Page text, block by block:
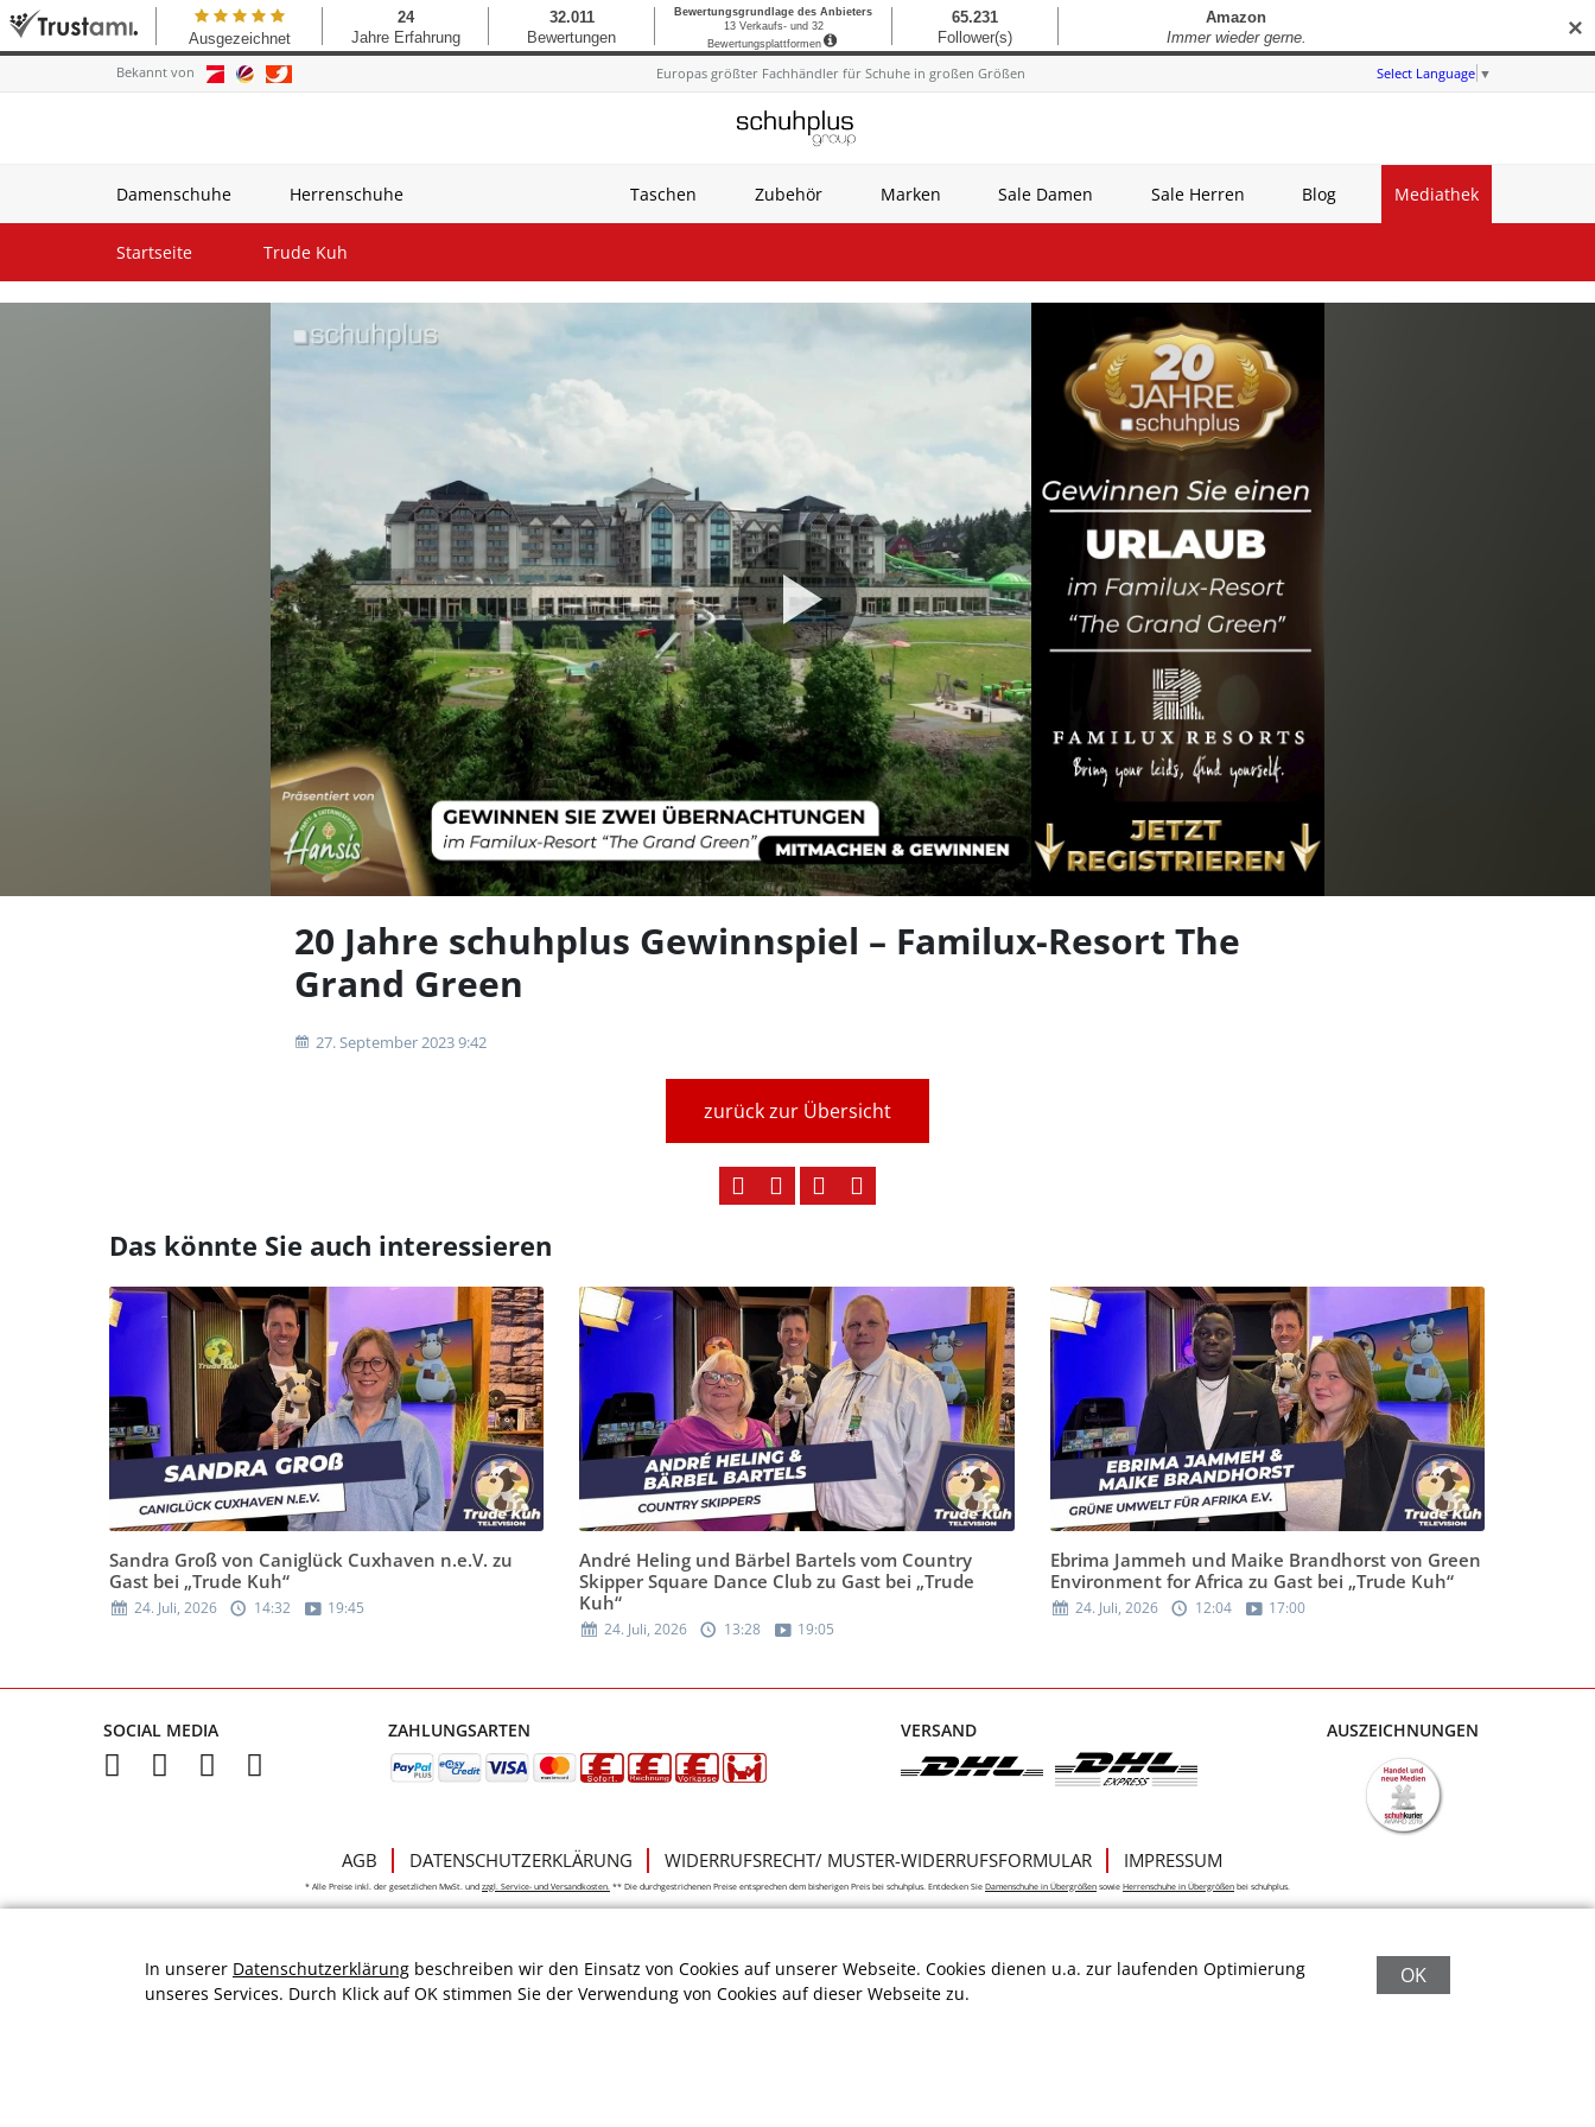
Bekannt von Europas größter Fachhändler für Schuhe in großen Größen Select Language ▼
Damenschuhe Herrenschuhe Taschen Zubehör Marken Sale Damen Sale Herren Blog Mediathek
Startseite Trude Kuh
Video
abspielen
20 Jahre schuhplus Gewinnspiel – Familux-Resort The
Grand Green
27. September 2023 9:42
zurück zur Übersicht
Das könnte Sie auch interessieren
Sandra Groß von Caniglück Cuxhaven n.e.V. zu
Gast bei „Trude Kuh“
24. Juli, 2026 14:32 19:45
André Heling und Bärbel Bartels vom Country
Skipper Square Dance Club zu Gast bei „Trude
Kuh“
24. Juli, 2026 13:28 19:05
Ebrima Jammeh und Maike Brandhorst von Green
Environment for Africa zu Gast bei „Trude Kuh“
24. Juli, 2026 12:04 17:00
SOCIAL MEDIA ZAHLUNGSARTEN VERSAND AUSZEICHNUNGEN
AGB DATENSCHUTZERKLÄRUNG WIDERRUFSRECHT/ MUSTER-WIDERRUFSFORMULAR IMPRESSUM
* Alle Preise inkl. der gesetzlichen MwSt. und zzgl. Service- und Versandkosten. ** Die durchgestrichenen Preise entsprechen dem bisherigen Preis bei schuhplus. Entdecken Sie Damenschuhe in Übergrößen sowie Herrenschuhe in Übergrößen bei schuhplus.
In unserer Datenschutzerklärung beschreiben wir den Einsatz von Cookies auf unserer Webseite. Cookies dienen u.a. zur laufenden Optimierung
unseres Services. Durch Klick auf OK stimmen Sie der Verwendung von Cookies auf dieser Webseite zu.
OK
✕